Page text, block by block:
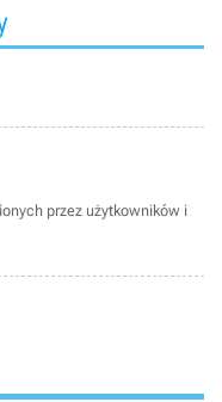
przez użytkowników i